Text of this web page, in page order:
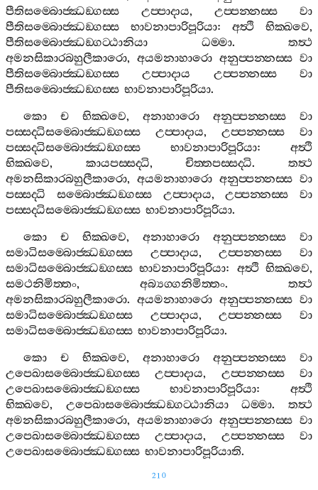
පීතිසම‍්බොජ‍්ඣඞ‍්ගස‍්ස
උප‍්පාදාය, උප‍්පන‍්නස‍්ස
වා
පීතිසම‍්බොජ‍්ඣඞ‍්ගස‍්ස
භාවනාපාරිපූරියා:අත්‍ථි භික‍්ඛවෙ,
පීතිසම‍්බොජ‍්ඣඞ‍්ගට‍්ඨානියා
ධම‍්මා. තත්‍ථ
අමනසිකාරබහුලීකාරො, අයමනාහාරො අනුප‍්පන‍්නස‍්ස වා
පීතිසම‍්බොජ‍්ඣඞ‍්ගස‍්ස
උප‍්පාදාය උප‍්පන‍්නස‍්ස
වා
පීතිසම‍්බොජ‍්ඣඞ‍්ගස‍්ස භාවනාපාරිපූරියා.
කො
ච භික‍්ඛවෙ, අනාහාරො අනුප‍්පන‍්නස‍්ස
වා
පස‍්සද‍්ධිසම‍්බොජ‍්ඣඞ‍්ගස‍්ස
උප‍්පාදාය, උප‍්පන‍්නස‍්ස
වා
පස‍්සද‍්ධිසම‍්බොජ‍්ඣඞ‍්ගස‍්ස
භාවනාපාරිපූරියා: අත්‍ථි
භික‍්ඛවෙ, කායපස‍්සද‍්ධි,චිත‍්තපස‍්සද‍්ධි.තත්‍ථ
අමනසිකාරබහුලීකාරො, අයමනාහාරො අනුප‍්පන‍්නස‍්ස වා
පස‍්සද‍්ධි
සම‍්බොජ‍්ඣඞ‍්ගස‍්ස උප‍්පාදාය,උප‍්පන‍්නස‍්ස
වා
පස‍්සද‍්ධිසම‍්බොජ‍්ඣඞ‍්ගස‍්ස භාවනාපාරිපූරියා.
කො
ච භික‍්ඛවෙ, අනාහාරො අනුප‍්පන‍්නස‍්ස
වා
සමාධිසම‍්බොජ‍්ඣඞ‍්ගස‍්ස
උප‍්පාදාය,උප‍්පන‍්නස‍්ස
වා
සමාධිසම‍්බොජ‍්ඣඞ‍්ගස‍්ස භාවනාපාරිපූරියා: අත්‍ථි භික‍්ඛවෙ,
සමථනිමිත‍්තං, අබ්‍යග‍්ගනිමිත‍්තං. තත්‍ථ
අමනසිකාරබහුලීකාරො. අයමනාහාරො අනුප‍්පන‍්නස‍්ස වා
සමාධිසම‍්බොජ‍්ඣඞ‍්ගස‍්ස
උප‍්පාදාය,උප‍්පන‍්නස‍්ස
වා
සමාධිසම‍්බොජ‍්ඣඞ‍්ගස‍්ස භාවනාපාරිපූරියා.
කො
ච භික‍්ඛවෙ, අනාහාරො අනුප‍්පන‍්නස‍්ස
වා
උපෙඛාසම‍්බොජ‍්ඣඞ‍්ගස‍්ස
උප‍්පාදාය, උප‍්පන‍්නස‍්ස
වා
උපෙඛාසම‍්බොජ‍්ඣඞ‍්ගස‍්ස
භාවනාපාරිපූරියා: අත්‍ථි
භික‍්ඛවෙ, උපෙඛාසම‍්බොජ‍්ඣඞ‍්ගට‍්ඨානියා ධම‍්මා.තත්‍ථ
අමනසිකාරබහුලීකාරො, අයමනාහාරො අනුප‍්පන‍්නස‍්ස වා
උපෙඛාසම‍්බොජ‍්ඣඞ‍්ගස‍්ස
උප‍්පාදාය, උප‍්පන‍්නස‍්ස
වා
උපෙඛාසම‍්බොජ‍්ඣඞ‍්ගස‍්ස භාවනාපාරිපූරියාති.
210